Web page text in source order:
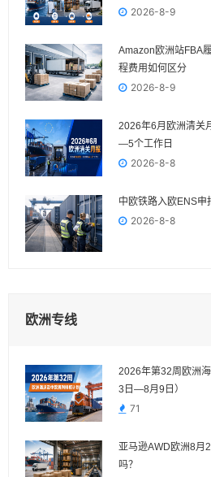
2026-8-9
Amazon欧洲站FBA
程费用如何区分
2026-8-9
2026年6月欧洲清关
—5个工作日
2026-8-8
中欧铁路入欧ENS申
2026-8-8
欧洲专线
2026年第32周欧洲
3日—8月9日）
71
亚马逊AWD欧洲8月
吗？